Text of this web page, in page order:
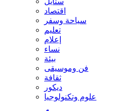
اقتصاد
سياحة وسفر
تعليم
إعلام
نساء
بيئة
فن وموسيقى
ثقافة
ديكور
علوم وتكنولوجيا